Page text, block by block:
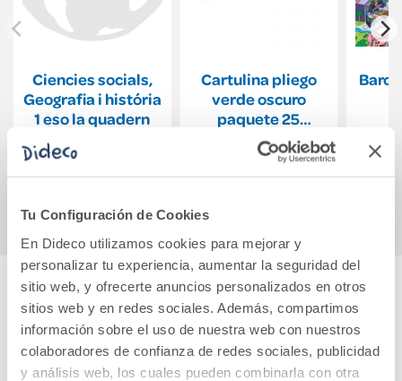
Tu Configuración de Cookies
En Dideco utilizamos cookies para mejorar y
personalizar tu experiencia, aumentar la seguridad del
sitio web, y ofrecerte anuncios personalizados en otros
sitios web y en redes sociales. Además, compartimos
información sobre el uso de nuestra web con nuestros
colaboradores de confianza de redes sociales, publicidad
y análisis web, los cuales pueden combinarla con otra
Ciencies socials,
Geografia i história
1 eso la quadern
58,10€
Cartulina pliego
verde oscuro
paquete 25
unidades
50x65cm 180gr
Cuéntanos tu opinión
¡Sé el primero en valorar este producto!